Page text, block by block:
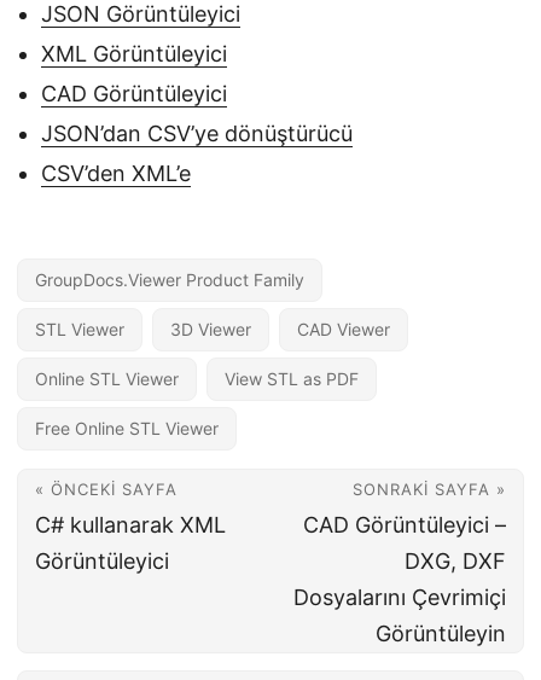
JSON Görüntüleyici
XML Görüntüleyici
CAD Görüntüleyici
JSON’dan CSV’ye dönüştürücü
CSV’den XML’e
GroupDocs.Viewer Product Family
STL Viewer 3D Viewer CAD Viewer
Online STL Viewer View STL as PDF
Free Online STL Viewer
« ÖNCEKI SAYFA
C# kullanarak XML
Görüntüleyici
SONRAKI SAYFA »
CAD Görüntüleyici –
DXG, DXF
Dosyalarını Çevrimiçi
Görüntüleyin